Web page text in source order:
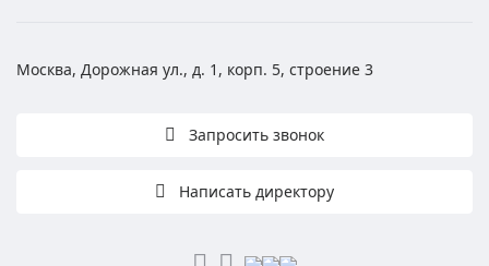
Москва, Дорожная ул., д. 1, корп. 5, строение 3
Запросить звонок
Написать директору